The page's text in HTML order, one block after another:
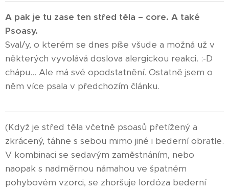
A pak je tu zase ten střed těla – core. A také
Psoasy.
Sval/y, o kterém se dnes píše všude a možná už v
některých vyvolává doslova alergickou reakci. :-D
chápu... Ale má své opodstatnění. Ostatně jsem o
něm více psala v předchozím článku.
(Když je střed těla včetně psoasů přetížený a
zkrácený, táhne s sebou mimo jiné i bederní obratle.
V kombinaci se sedavým zaměstnáním, nebo
naopak s nadměrnou námahou ve špatném
pohybovém vzorci, se zhoršuje lordóza bederní